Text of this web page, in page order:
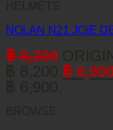
NOLAN N21 JOIE
฿8,200
฿